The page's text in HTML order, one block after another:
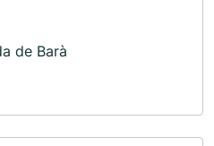
de Barà